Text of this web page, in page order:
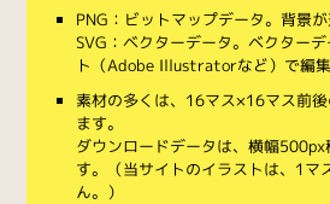
PNG：ビットマップデータ。背景が
SVG：ベクターデータ。ベクター
ト（Adobe Illustratorなど）で編集
素材の多くは、16マス×16マス前
ます。
ダウンロードデータは、横幅
す。（当サイトのイラストは、1マ
ん。）